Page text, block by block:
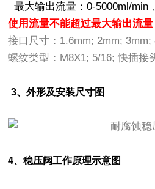
最大输出流量：0-5000ml/min
使用流量不能超过最大输出流量
接口尺寸：1.6mm; 2mm;
螺纹类型：M8X1; 5/16; 快插接
3、外形及安装尺寸图
4、稳压阀工作原理示意图